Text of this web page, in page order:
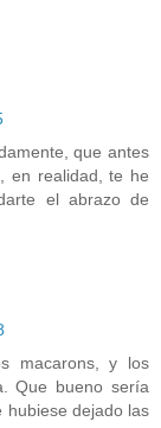
que antes
en realidad, te he
el abrazo de
macarons, y los
Que bueno sería
hubiese dejado las